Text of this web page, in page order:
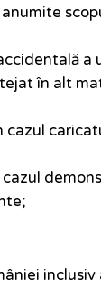
a
în alt
cazul